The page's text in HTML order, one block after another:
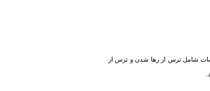
شامل ترس از رها شدن و ترس از